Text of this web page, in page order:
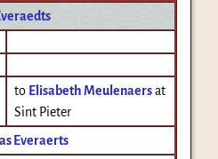
to Elisabeth Meulenaers at
Sint Pieter
Everaerts